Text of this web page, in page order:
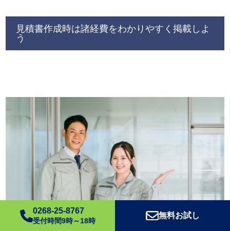
見積書作成時は諸経費をわかりやすく掲載しよ
う
0268-25-8767
受付時間9時～18時
無料お試し